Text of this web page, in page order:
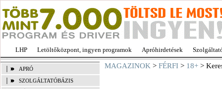
LHP Letöltőközpont, ingyen programok Apróhirdetések
APRÓ
SZOLGÁLTATÓBÁZIS
MAGAZINOK > FÉRFI > 18+ >